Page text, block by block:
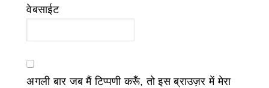
वेबसाईट
अगली बार जब मैं टिप्पणी करूँ, तो इस ब्राउज़र में मेरा